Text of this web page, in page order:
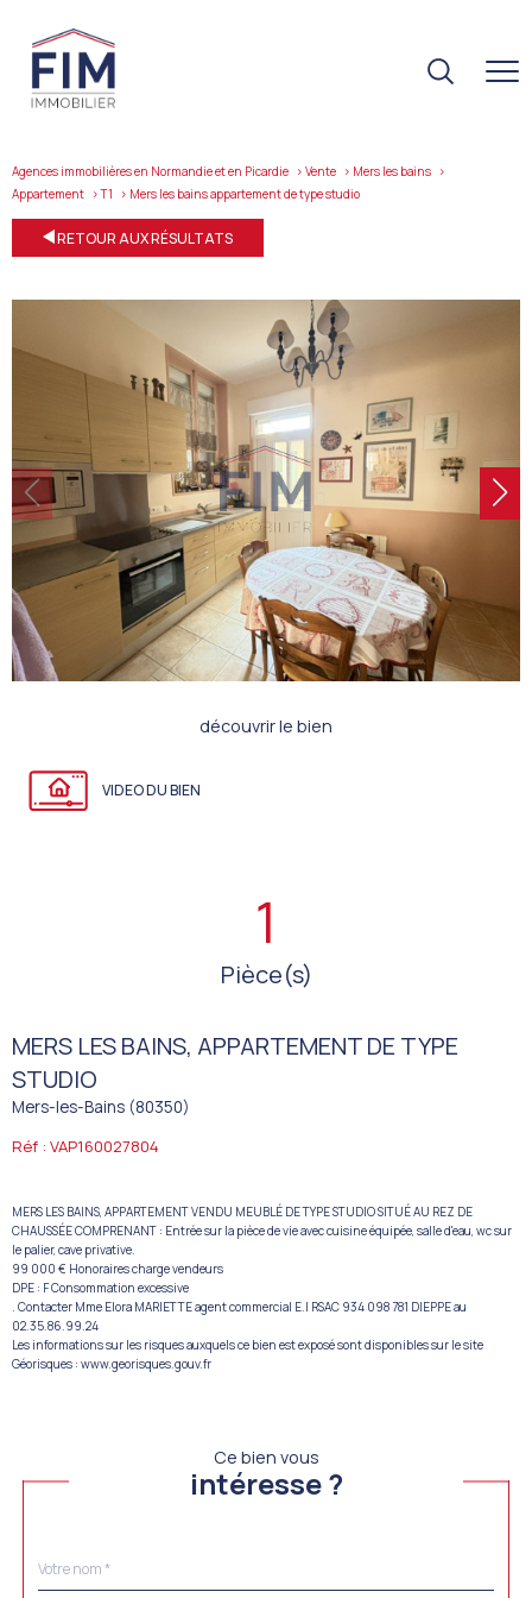
Agences immobilières en Normandie et en Picardie Vente
Mers les bains
Appartement
T1 mers les bains appartement de type studio
RETOUR AUX RÉSULTATS
découvrir le bien
VIDEO DU BIEN
1
Pièce(s)
MERS LES BAINS, APPARTEMENT DE TYPE
STUDIO
Mers-les-Bains (80350)
Réf : VAP160027804
MERS LES BAINS, APPARTEMENT VENDU MEUBLÉ DE TYPE STUDIO SITUÉ AU REZ DE
CHAUSSÉE COMPRENANT : Entrée sur la pièce de vie avec cuisine équipée, salle d'eau, wc sur
le palier, cave privative.
99 000 € Honoraires charge vendeurs
DPE : F Consommation excessive
. Contacter Mme Elora MARIETTE agent commercial E.I RSAC 934 098 781 DIEPPE au
02.35.86.99.24
Les informations sur les risques auxquels ce bien est exposé sont disponibles sur le site
Géorisques : www.georisques.gouv.fr
Ce bien vous
intéresse ?
par
*